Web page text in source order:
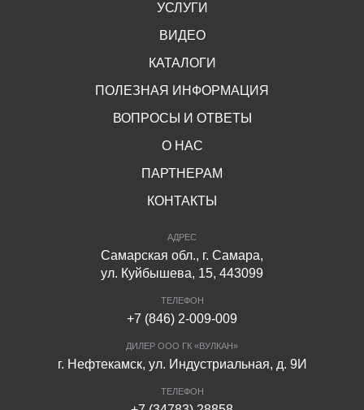
УСЛУГИ
ВИДЕО
КАТАЛОГИ
ПОЛЕЗНАЯ ИНФОРМАЦИЯ
ВОПРОСЫ И ОТВЕТЫ
О НАС
ПАРТНЕРАМ
КОНТАКТЫ
АДРЕС
Самарская обл., г. Самара,
ул. Куйбышева, 15, 443099
ТЕЛЕФОН
+7 (846) 2-009-009
ДИЛЕР ООО ГК «ВУЛКАН»
г. Нефтекамск, ул. Индустриальная, д. 9И
ТЕЛЕФОН